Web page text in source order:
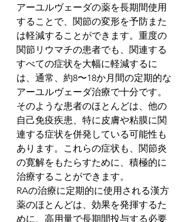
アーユルヴェーダの薬を長期間使用
することで、関節の変形を予防また
は軽減することができます。重度の
関節リウマチの患者でも、関連する
すべての症状を大幅に軽減するに
は、通常、約8〜18か月間の定期的な
アーユルヴェーダ治療で十分です。
そのような患者のほとんどは、他の
自己免疫疾患、特に皮膚や粘膜に関
連する症状を併発している可能性も
あります。これらの症状も、関節炎
の寛解をもたらすために、積極的に
治療することができます。
RAの治療に定期的に使用される漢方
薬のほとんどは、効果を発揮するた
めに、高用量で長期間投与する必要